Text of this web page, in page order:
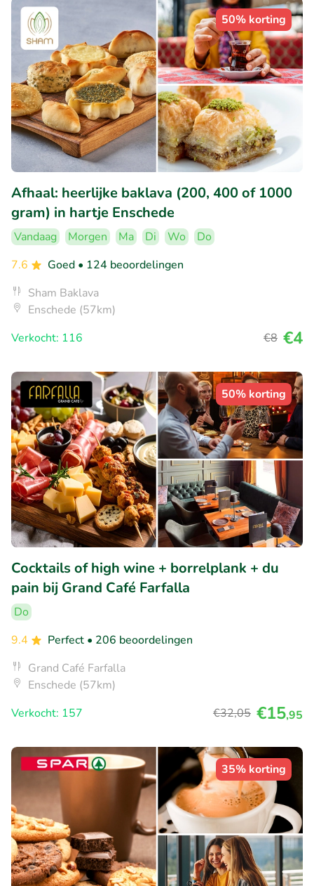
50% korting
Afhaal: heerlijke baklava (200, 400 of 1000
gram) in hartje Enschede
Vandaag Morgen Ma Di Wo
Do
7.6
Goed • 124 beoordelingen
Sham Baklava
Enschede (57km)
Verkocht: 116
€8 €4
50% korting
Cocktails of high wine + borrelplank + du
pain bij Grand Café Farfalla
Do
9.4
Perfect • 206 beoordelingen
Grand Café Farfalla
Enschede (57km)
Verkocht: 157
€32,05 €15,95
35% korting